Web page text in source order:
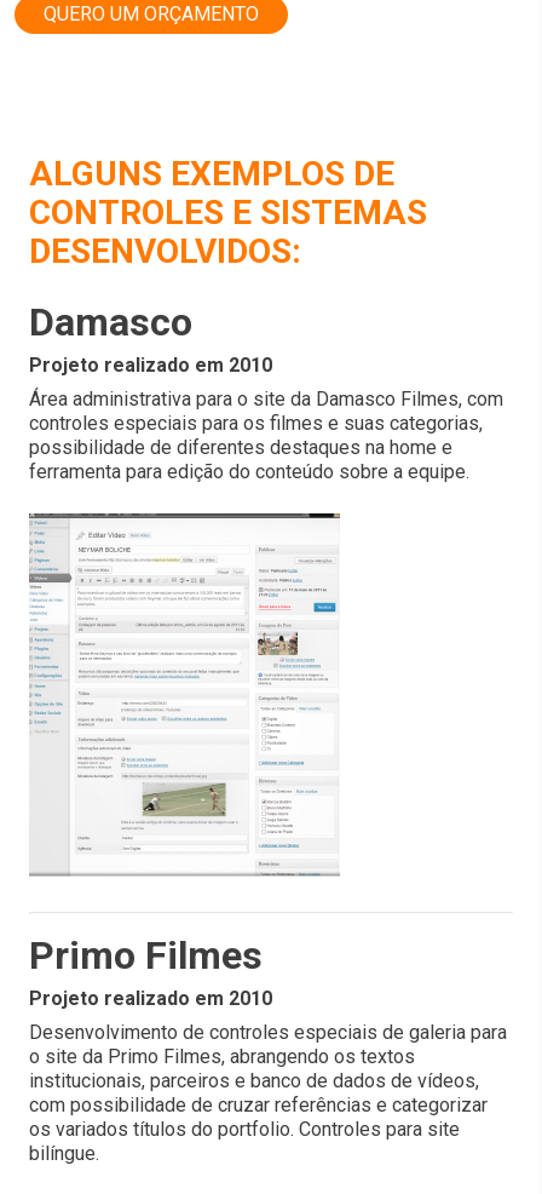
QUERO UM ORÇAMENTO
ALGUNS EXEMPLOS DE
CONTROLES E SISTEMAS
DESENVOLVIDOS:
Damasco
Projeto realizado em 2010
Área administrativa para o site da Damasco Filmes, com
controles especiais para os filmes e suas categorias,
possibilidade de diferentes destaques na home e
ferramenta para edição do conteúdo sobre a equipe.
Primo Filmes
Projeto realizado em 2010
Desenvolvimento de controles especiais de galeria para
o site da Primo Filmes, abrangendo os textos
institucionais, parceiros e banco de dados de vídeos,
com possibilidade de cruzar referências e categorizar
os variados títulos do portfolio. Controles para site
bilíngue.